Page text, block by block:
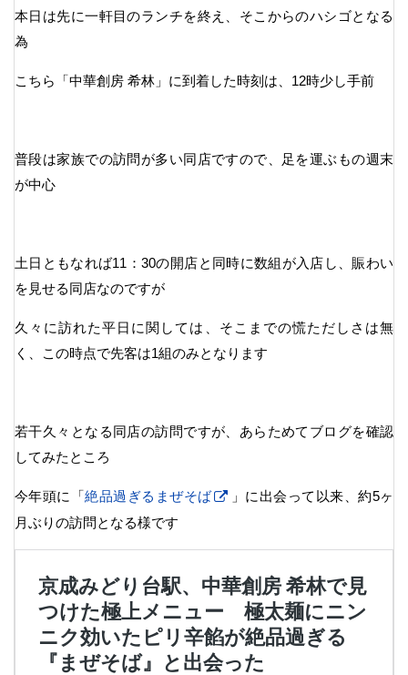
本日は先に一軒目のランチを終え、そこからのハシゴとなる
為
こちら「中華創房 希林」に到着した時刻は、12時少し手前
普段は家族での訪問が多い同店ですので、足を運ぶもの週末
が中心
土日ともなれば11：30の開店と同時に数組が入店し、賑わい
を見せる同店なのですが
久々に訪れた平日に関しては、そこまでの慌ただしさは無
く、この時点で先客は1組のみとなります
若干久々となる同店の訪問ですが、あらためてブログを確認
してみたところ
今年頭に「絶品過ぎるまぜそば
」に出会って以来、約5ヶ
月ぶりの訪問となる様です